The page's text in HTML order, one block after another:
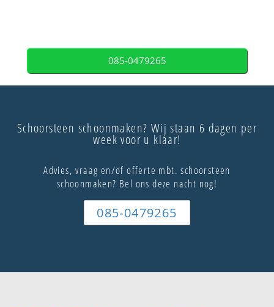
085-0479265
Schoorsteen schoonmaken? Wij staan 6 dagen per
week voor u klaar!
Advies, vraag en/of offerte mbt. schoorsteen
schoonmaken? Bel ons deze nacht nog!
085-0479265